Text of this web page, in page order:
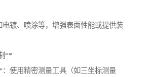
镀、喷涂等，增强表面性能或提供装
**
使用精密测量工具（如三坐标测量